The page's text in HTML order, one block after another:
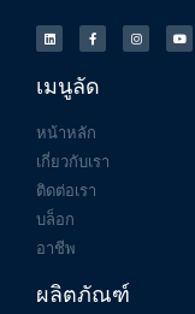
เมนูลัด
หน้าหลัก
เกี่ยวกับเรา
ติดต่อเรา
บล็อก
อาชีพ
ผลิตภัณฑ์